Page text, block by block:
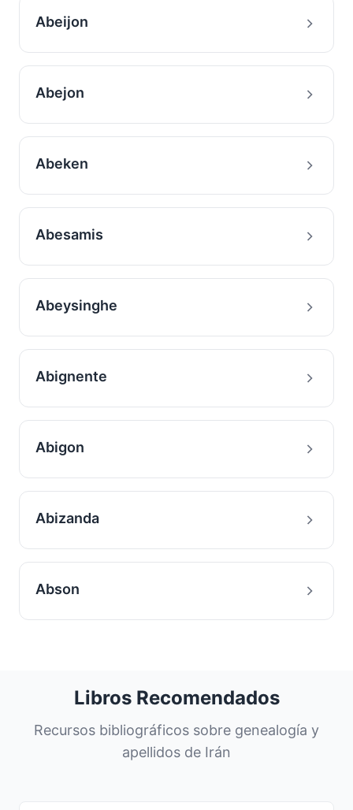
Abeijon
Abejon
Abeken
Abesamis
Abeysinghe
Abignente
Abigon
Abizanda
Abson
Libros Recomendados
Recursos bibliográficos sobre genealogía y
apellidos de Irán